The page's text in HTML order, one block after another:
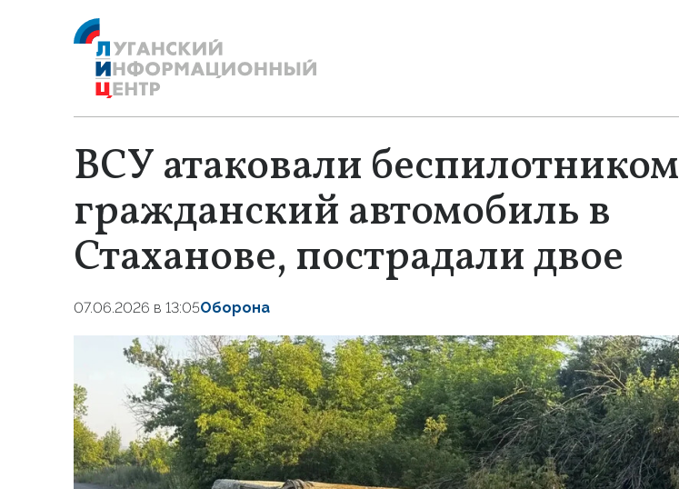
ВСУ атаковали беспилотником
гражданский автомобиль в
Стаханове, пострадали двое
07.06.2026 в 13:05Оборона